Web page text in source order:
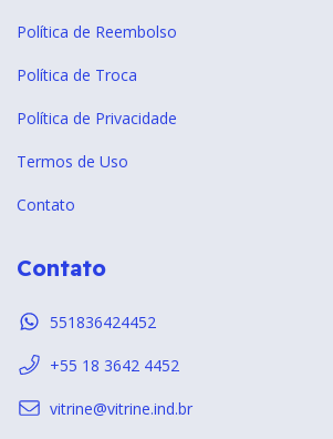
Política de Reembolso
Política de Troca
Política de Privacidade
Termos de Uso
Contato
Contato
551836424452
+55 18 3642 4452
vitrine@vitrine.ind.br